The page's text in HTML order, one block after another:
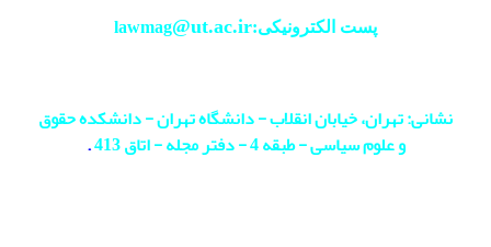
پست الکترونیکی:lawmag@ut.ac.ir
نشانی: تهران، خیابان انقلاب - دانشگاه تهران - دانشکده حقوق
و علوم سیاسی - طبقه 4 - دفتر مجله - اتاق 413
.